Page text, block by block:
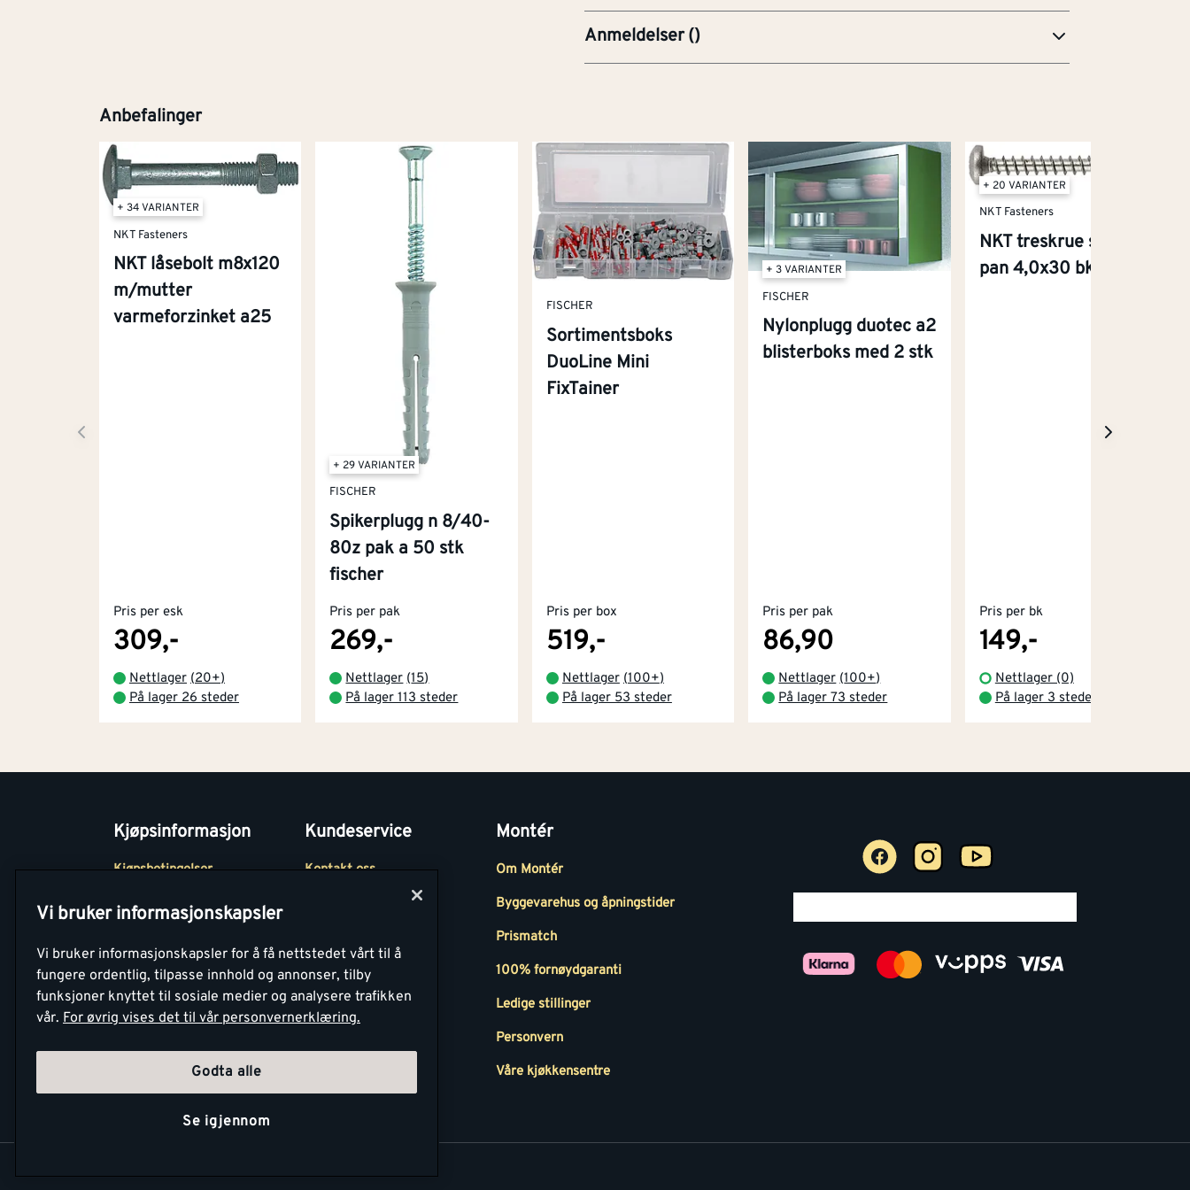
Anmeldelser()
Anbefalinger
+ 34 VARIANTER
NKT Fasteners
NKT låsebolt m8x120
m/mutter
varmeforzinket a25
Pris per esk
309,-
Nettlager (20+)
På lager 26 steder
+ 29 VARIANTER
FISCHER
Spikerplugg n 8/40-
80z pak a 50 stk
fischer
Pris per pak
269,-
Nettlager (15)
På lager 113 steder
FISCHER
Sortimentsboks
DuoLine Mini
FixTainer
Pris per box
519,-
Nettlager (100+)
På lager 53 steder
+ 3 VARIANTER
FISCHER
Nylonplugg duotec a2
blisterboks med 2 stk
Pris per pak
86,90
Nettlager (100+)
På lager 73 steder
+ 20 VARIANTER
NKT Fasteners
NKT treskrue spun a4
pan 4,0x30 bk
Pris per bk
149,-
Nettlager (0)
På lager 3 steder
Kjøpsinformasjon
Kjøpsbetingelser
Betaling
Retur- og
angrerettsskjema
Kundeservice
Kontakt oss
Medlemsavtaler
Montér Bedrift
Montér
Om Montér
Byggevarehus og åpningstider
Prismatch
100% fornøydgaranti
Ledige stillinger
Personvern
Våre kjøkkensentre
Vi bruker informasjonskapsler
Vi bruker informasjonskapsler for å få nettstedet vårt til å
fungere ordentlig, tilpasse innhold og annonser, tilby
funksjoner knyttet til sosiale medier og analysere trafikken
vår. For øvrig vises det til vår personvernerklæring.
Godta alle
Se igjennom